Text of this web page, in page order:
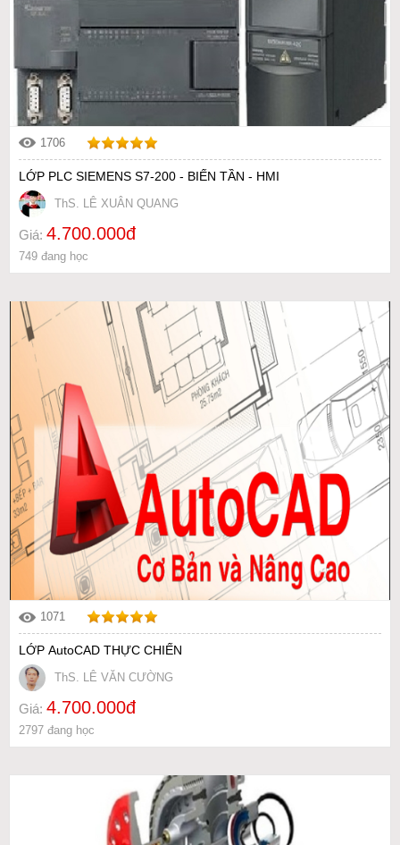
1706
LỚP PLC SIEMENS S7-200 - BIẾN TẦN - HMI
ThS. LÊ XUÂN QUANG
Giá: 4.700.000đ
749 đang học
1071
LỚP AutoCAD THỰC CHIẾN
ThS. LÊ VĂN CƯỜNG
Giá: 4.700.000đ
2797 đang học